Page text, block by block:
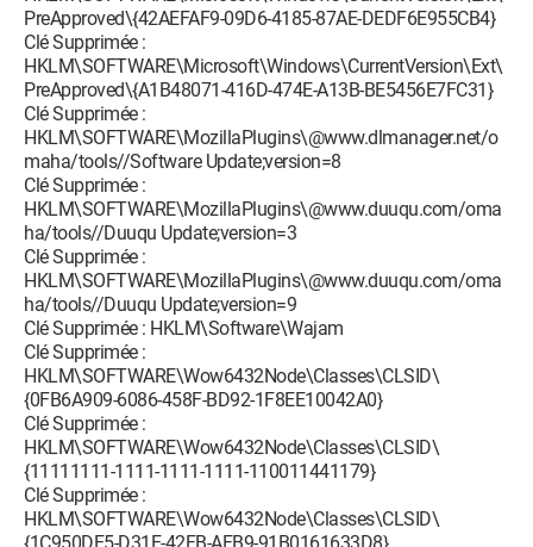
PreApproved\{42AEFAF9-09D6-4185-87AE-DEDF6E955CB4}
Clé Supprimée :
HKLM\SOFTWARE\Microsoft\Windows\CurrentVersion\Ext\
PreApproved\{A1B48071-416D-474E-A13B-BE5456E7FC31}
Clé Supprimée :
HKLM\SOFTWARE\MozillaPlugins\@www.dlmanager.net/o
maha/tools//Software Update;version=8
Clé Supprimée :
HKLM\SOFTWARE\MozillaPlugins\@www.duuqu.com/oma
ha/tools//Duuqu Update;version=3
Clé Supprimée :
HKLM\SOFTWARE\MozillaPlugins\@www.duuqu.com/oma
ha/tools//Duuqu Update;version=9
Clé Supprimée : HKLM\Software\Wajam
Clé Supprimée :
HKLM\SOFTWARE\Wow6432Node\Classes\CLSID\
{0FB6A909-6086-458F-BD92-1F8EE10042A0}
Clé Supprimée :
HKLM\SOFTWARE\Wow6432Node\Classes\CLSID\
{11111111-1111-1111-1111-110011441179}
Clé Supprimée :
HKLM\SOFTWARE\Wow6432Node\Classes\CLSID\